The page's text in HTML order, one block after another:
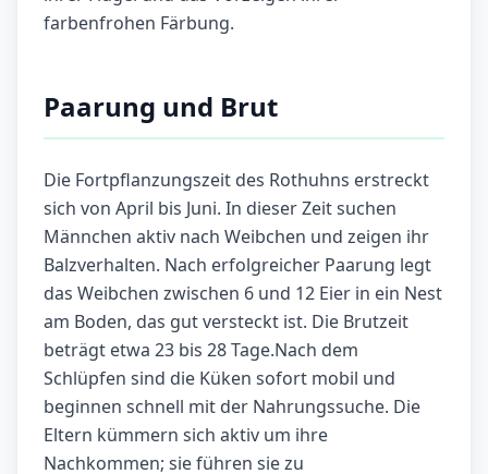
farbenfrohen Färbung.
Paarung und Brut
Die Fortpflanzungszeit des Rothuhns erstreckt
sich von April bis Juni. In dieser Zeit suchen
Männchen aktiv nach Weibchen und zeigen ihr
Balzverhalten. Nach erfolgreicher Paarung legt
das Weibchen zwischen 6 und 12 Eier in ein Nest
am Boden, das gut versteckt ist. Die Brutzeit
beträgt etwa 23 bis 28 Tage.Nach dem
Schlüpfen sind die Küken sofort mobil und
beginnen schnell mit der Nahrungssuche. Die
Eltern kümmern sich aktiv um ihre
Nachkommen; sie führen sie zu